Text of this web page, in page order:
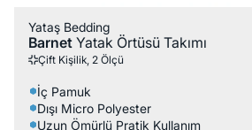
Yataş Bedding
Barnet Yatak Örtüsü Takımı
Çift Kişilik, 2 Ölçü
İç Pamuk
Dışı Micro Polyester
Uzun Ömürlü Pratik Kullanım